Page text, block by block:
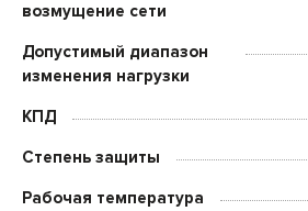
возмущение сети
Допустимый диапазон
изменения нагрузки
КПД
Степень защиты
Рабочая температура